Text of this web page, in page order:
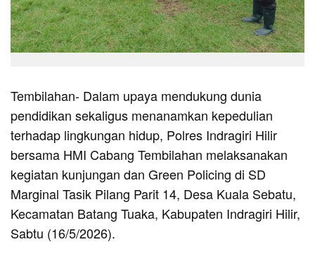
Tembilahan- Dalam upaya mendukung dunia
pendidikan sekaligus menanamkan kepedulian
terhadap lingkungan hidup, Polres Indragiri Hilir
bersama HMI Cabang Tembilahan melaksanakan
kegiatan kunjungan dan Green Policing di SD
Marginal Tasik Pilang Parit 14, Desa Kuala Sebatu,
Kecamatan Batang Tuaka, Kabupaten Indragiri Hilir,
Sabtu (16/5/2026).